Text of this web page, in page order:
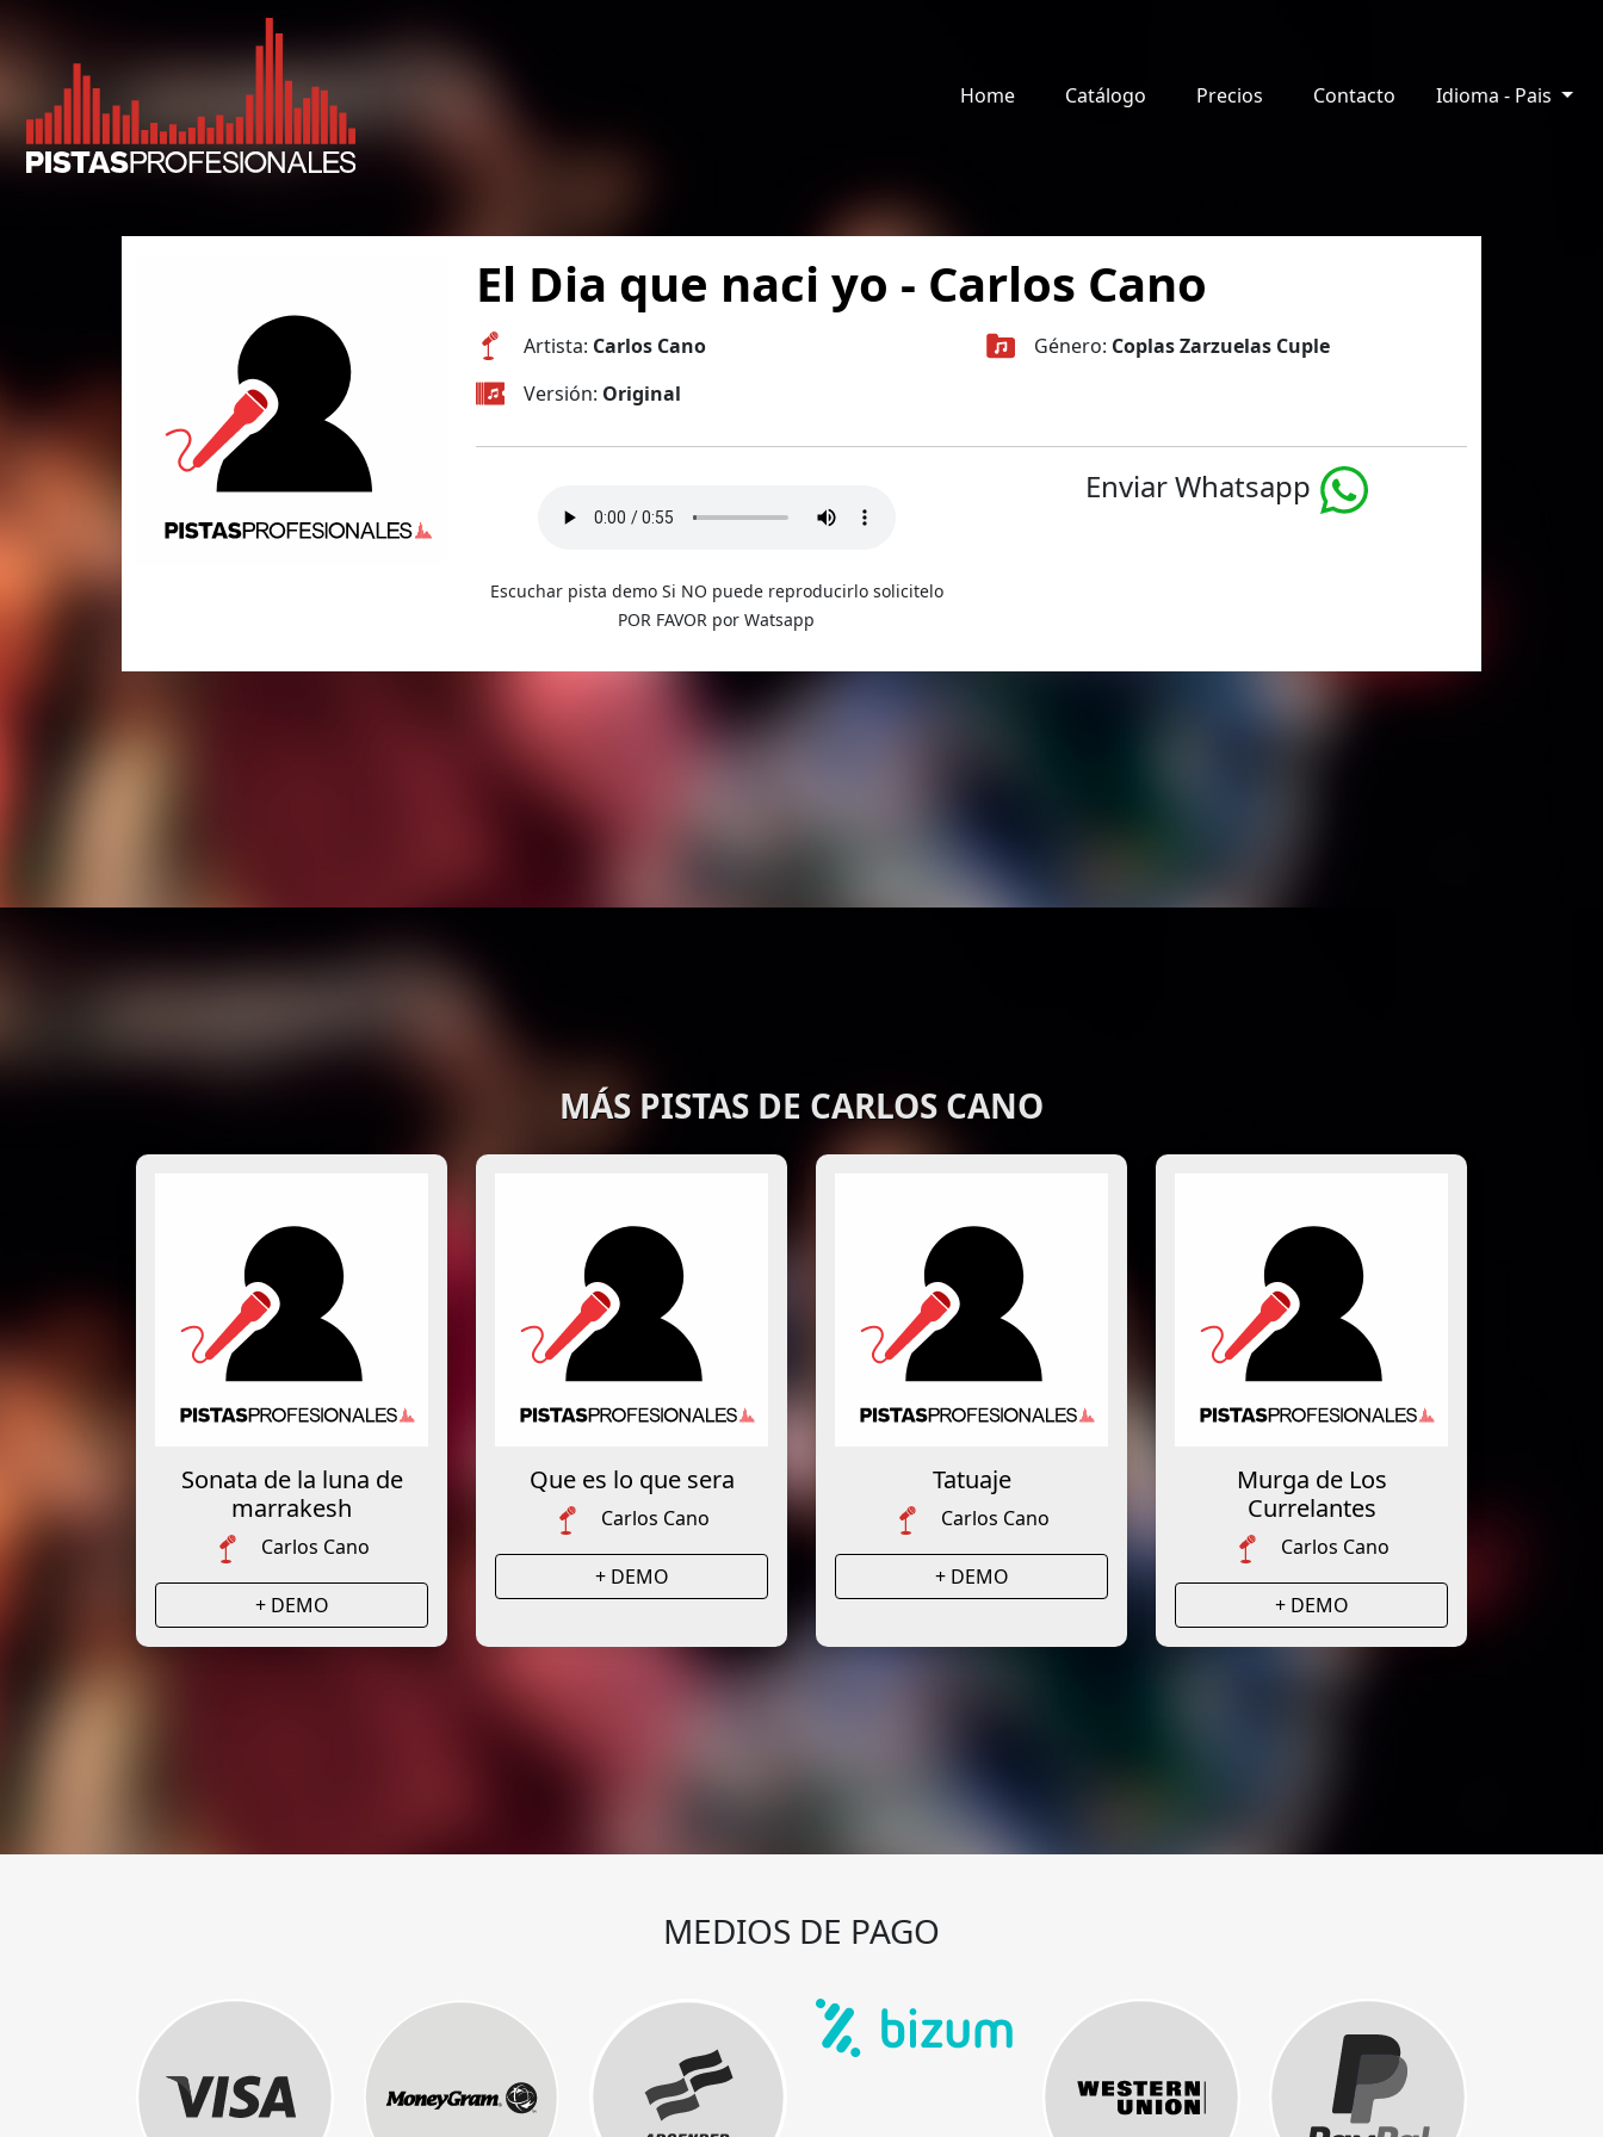
Home Catálogo Precios Contacto Idioma - Pais
El Dia que naci yo - Carlos Cano
Artista: Carlos Cano Género: Coplas Zarzuelas Cuple
Versión: Original
Escuchar pista demo Si NO puede reproducirlo solicitelo
POR FAVOR por Watsapp
Enviar Whatsapp
MÁS PISTAS DE CARLOS CANO
Sonata de la luna de
marrakesh
Carlos Cano
+ DEMO
Que es lo que sera
Carlos Cano
+ DEMO
Tatuaje
Carlos Cano
+ DEMO
Murga de Los
Currelantes
Carlos Cano
+ DEMO
MEDIOS DE PAGO